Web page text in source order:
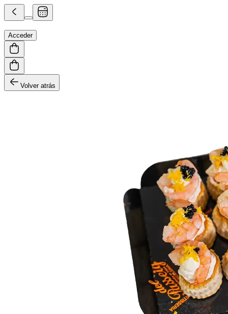
Acceder
Volver atrás